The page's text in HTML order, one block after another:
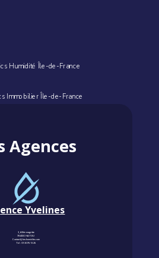
Humidité Île-de-France
Immobilier Île-de-France
Agences
Yvelines
3, Allée magritte
78400 CHATOU
Contact@km-humidite.com
Tel :01 30 76 13 26